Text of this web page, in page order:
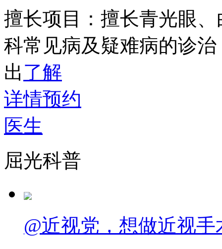
擅长项目： 擅长青光眼
科常见病及疑难病的诊
出 了解
详情预约
医生
屈光科普
@近视党，想做近视